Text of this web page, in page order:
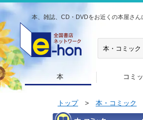
本、雑誌、CD・DVDをお近くの本屋さん
本 コミ
トップ> 本・コミック